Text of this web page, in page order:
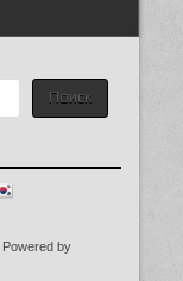
Поиск
Powered by